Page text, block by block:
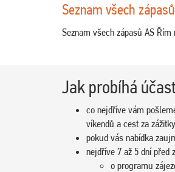
Seznam všech zápasů
Seznam všech zápasů AS Řím
Jak probíhá
co nejdříve vám
víkendů a cest za
pokud vás nabídka
nejdříve 7 až 5 dní před
o programu